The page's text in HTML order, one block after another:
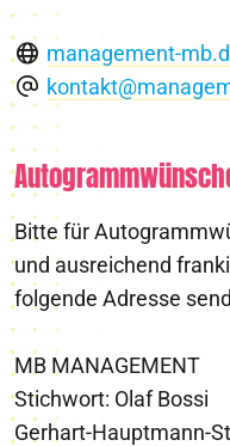
management-
Bitte für
und ausreichend
folgende Adresse
MB MANAGEMENT
Stichwort: Olaf Bossi
Gerhart-Hauptmann-